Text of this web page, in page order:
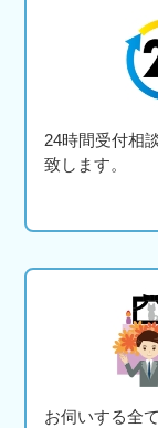
24時間受付相
致します。
お伺いする全